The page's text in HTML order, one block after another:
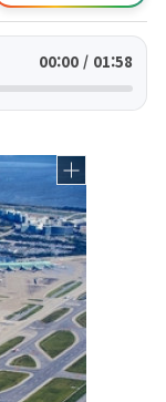
00:00 / 01:58